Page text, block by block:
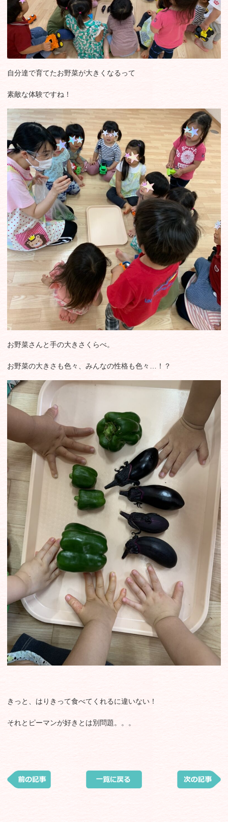
自分達で育てたお野菜が大きくなるって
素敵な体験ですね！
お野菜さんと手の大きさくらべ。
お野菜の大きさも色々、みんなの性格も色々…！？
きっと、はりきって食べてくれるに違いない！
それとピーマンが好きとは別問題。。。